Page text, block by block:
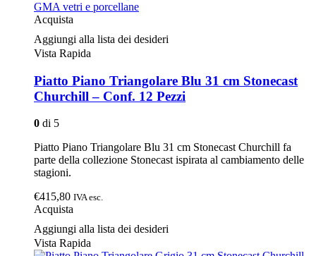
Acquista
Aggiungi alla lista dei desideri
Vista Rapida
Piatto Piano Triangolare Blu 31 cm Stonecast
Churchill – Conf. 12 Pezzi
0 di 5
Piatto Piano Triangolare Blu 31 cm Stonecast Churchill fa
parte della collezione Stonecast ispirata al cambiamento delle
stagioni.
€415,80 IVA esc.
Acquista
Aggiungi alla lista dei desideri
Vista Rapida